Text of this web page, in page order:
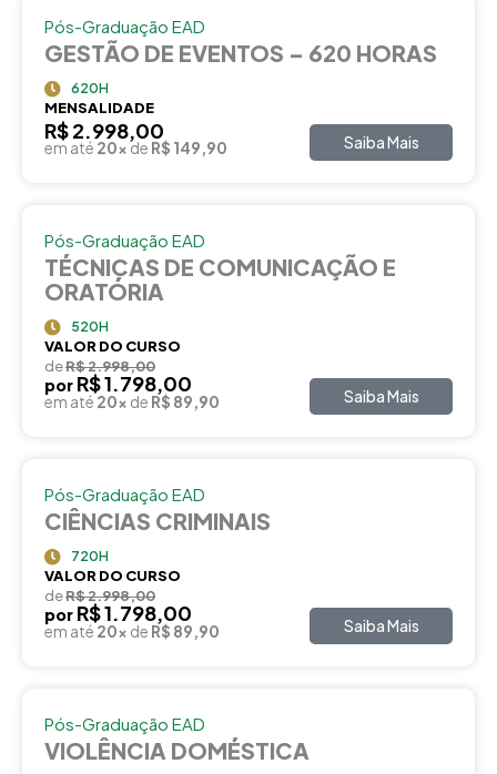
Pós-Graduação EAD
GESTÃO DE EVENTOS – 620 HORAS
620H
MENSALIDADE
R$ 2.998,00
em até 20xde R$ 149,90 Saiba Mais
Pós-Graduação EAD
TÉCNICAS DE COMUNICAÇÃO E
ORATÓRIA
520H
VALOR DO CURSO
deR$ 2.998,00
por R$ 1.798,00
em até 20x de R$ 89,90 Saiba Mais
Pós-Graduação EAD
CIÊNCIAS CRIMINAIS
720H
VALOR DO CURSO
deR$ 2.998,00
por R$ 1.798,00
em até 20x de R$ 89,90 Saiba Mais
Pós-Graduação EAD
VIOLÊNCIA DOMÉSTICA